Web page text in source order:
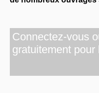
Connectez-vous
gratuitement